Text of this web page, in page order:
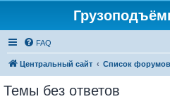
FAQ
Центральный сайт Список форумов
Темы без ответов